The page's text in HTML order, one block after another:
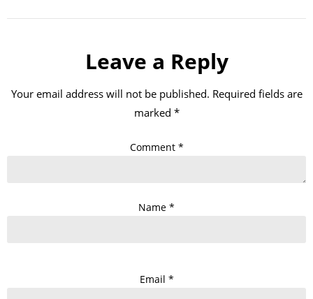
Leave a Reply
Your email address will not be published. Required fields are
marked *
Comment *
Name *
Email *